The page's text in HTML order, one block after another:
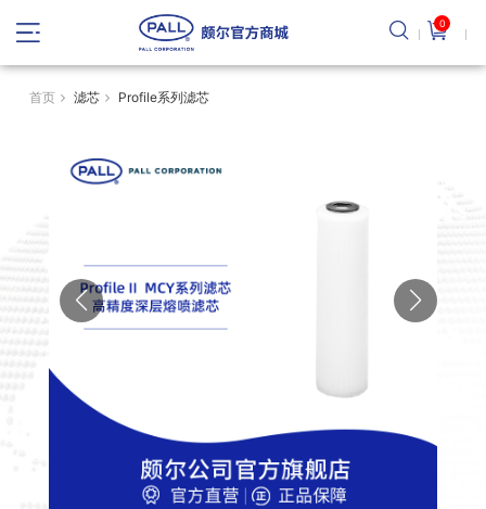
0
首页 滤芯 Profile系列滤芯